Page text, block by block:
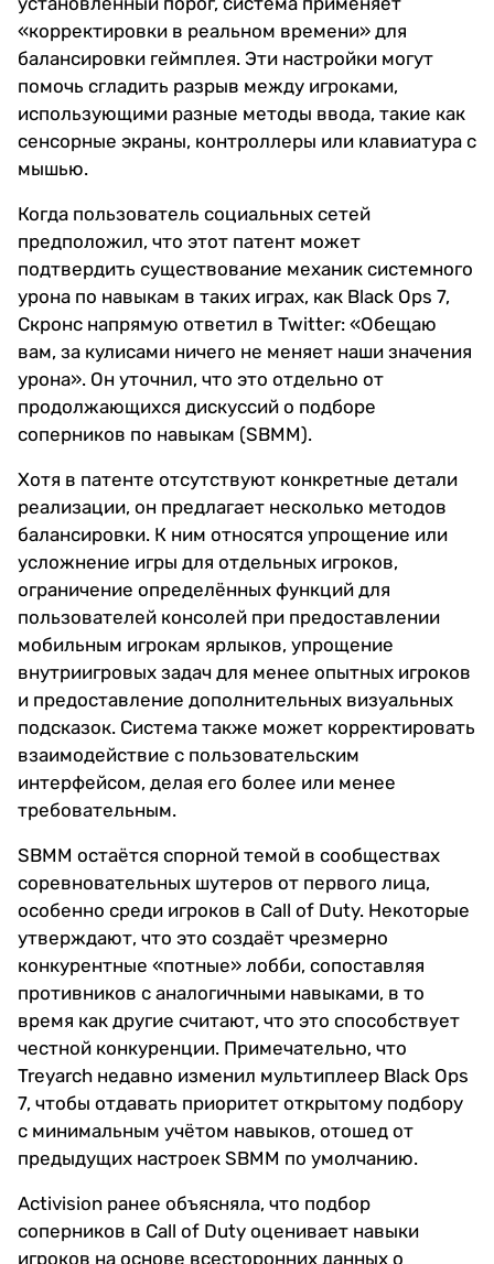
«корректировки в реальном времени» для
балансировки геймплея. Эти настройки могут
помочь сгладить разрыв между игроками,
использующими разные методы ввода, такие как
сенсорные экраны, контроллеры или клавиатура с
мышью.
Когда пользователь социальных сетей
предположил, что этот патент может
подтвердить существование механик системного
урона по навыкам в таких играх, как Black Ops 7,
Скронс напрямую ответил в Twitter: «Обещаю
вам, за кулисами ничего не меняет наши значения
урона». Он уточнил, что это отдельно от
продолжающихся дискуссий о подборе
соперников по навыкам (SBMM).
Хотя в патенте отсутствуют конкретные детали
реализации, он предлагает несколько методов
балансировки. К ним относятся упрощение или
усложнение игры для отдельных игроков,
ограничение определённых функций для
пользователей консолей при предоставлении
мобильным игрокам ярлыков, упрощение
внутриигровых задач для менее опытных игроков
и предоставление дополнительных визуальных
подсказок. Система также может корректировать
взаимодействие с пользовательским
интерфейсом, делая его более или менее
требовательным.
SBMM остаётся спорной темой в сообществах
соревновательных шутеров от первого лица,
особенно среди игроков в Call of Duty. Некоторые
утверждают, что это создаёт чрезмерно
конкурентные «потные» лобби, сопоставляя
противников с аналогичными навыками, в то
время как другие считают, что это способствует
честной конкуренции. Примечательно, что
Treyarch недавно изменил мультиплеер Black Ops
7, чтобы отдавать приоритет открытому подбору
с минимальным учётом навыков, отошед от
предыдущих настроек SBMM по умолчанию.
Activision ранее объясняла, что подбор
соперников в Call of Duty оценивает навыки
игроков на основе всесторонних данных о